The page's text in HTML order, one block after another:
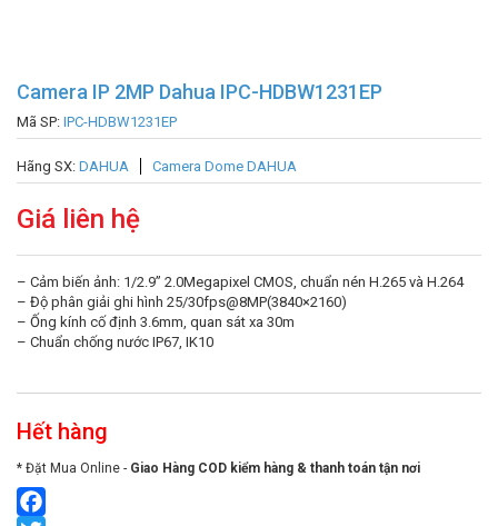
Camera IP 2MP Dahua IPC-HDBW1231EP
Mã SP: IPC-HDBW1231EP
Hãng SX: DAHUA Camera Dome DAHUA
Giá liên hệ
– Cảm biến ảnh: 1/2.9” 2.0Megapixel CMOS, chuẩn nén H.265 và H.264
– Độ phân giải ghi hình 25/30fps@8MP(3840×2160)
– Ống kính cố định 3.6mm, quan sát xa 30m
– Chuẩn chống nước IP67, IK10
Hết hàng
* Đặt Mua Online - Giao Hàng COD kiểm hàng & thanh toán tận nơi